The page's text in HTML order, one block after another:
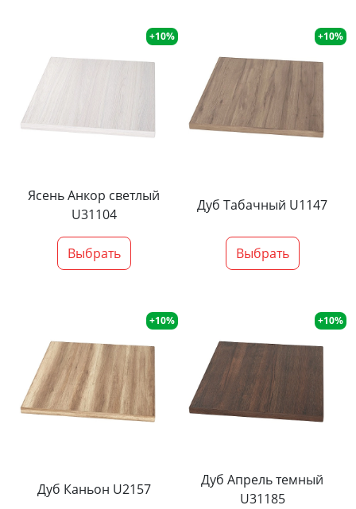
+10%
Ясень Анкор светлый
U31104
Выбрать
+10%
Дуб Табачный U1147
Выбрать
+10%
Дуб Каньон U2157
+10%
Дуб Апрель темный
U31185